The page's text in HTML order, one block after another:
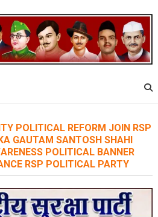
POLITICAL REFORM JOIN RSP
GAUTAM SANTOSH SHAHI
POLITICAL BANNER
RSP POLITICAL PARTY